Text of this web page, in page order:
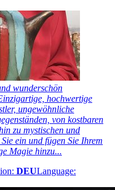
wunderschön
hochwertige
ungewöhnliche
von kostbaren
zu mystischen und
ein und fügen Sie Ihrem
Magie hinzu...
DEULanguage: